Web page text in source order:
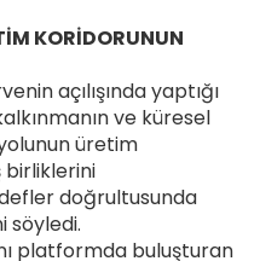
KORİDORUNUN
açılışında yaptığı
ve küresel
üretim
birliklerini
doğrultusunda
söyledi.
platformda buluşturan